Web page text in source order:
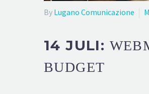
By Lugano Comunicazione
14 JULI:
BUDGET